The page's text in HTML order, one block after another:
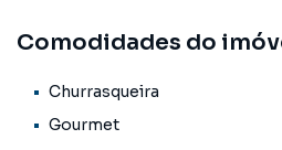
Sala de jantar
2 quarto sendo 1 planejado
1 WC social
Comodidades do
Churrasqueira
Gourmet